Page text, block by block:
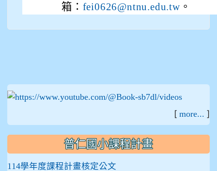
箱： fei0626@ntnu.edu.tw 。
[ more... ]
普仁國小課程計畫
114學年度課程計畫核定公文